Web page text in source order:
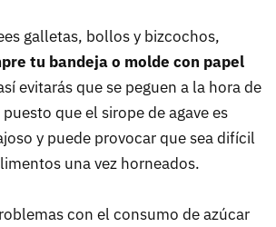
galletas, bollos y bizcochos,
tu bandeja o molde con papel
evitarás que se peguen a la hora de
que el sirope de agave es
y puede provocar que sea difícil
una vez horneados.
con el consumo de azúcar